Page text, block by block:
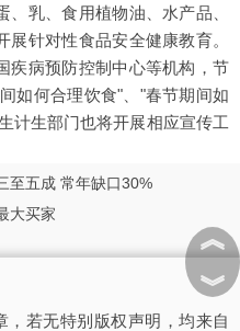
乳、食用植物油、水产品、
针对性食品安全健康教育。
疾病预防控制中心等机构，节
如何合理饮食"、"春节期间如
计生部门也将开展相应宣传工
至五成 常年缺口30%
大买家
，若无特别版权声明，均来自
︽
︾